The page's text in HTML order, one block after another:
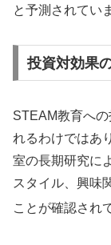
と予測されてい
投資対効果
STEAM教育へ
れるわけではあ
室の長期研究に
スタイル、興味
ことが確認され